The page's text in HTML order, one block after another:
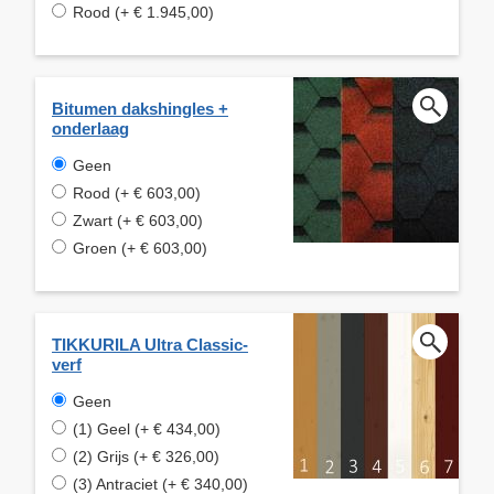
Rood (+ € 1.945,00)
Bitumen dakshingles +
onderlaag
Geen
Rood (+ € 603,00)
Zwart (+ € 603,00)
Groen (+ € 603,00)
TIKKURILA Ultra Classic-
verf
Geen
(1) Geel (+ € 434,00)
(2) Grijs (+ € 326,00)
(3) Antraciet (+ € 340,00)